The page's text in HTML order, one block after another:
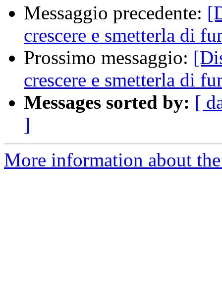
Messaggio precedente:
crescere e smetterla di
Prossimo messaggio:
crescere e smetterla di
Messages sorted by: [
]
More information about